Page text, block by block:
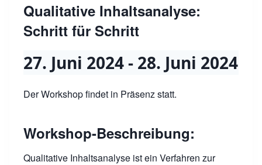
Qualitative Inhaltsanalyse:
Schritt für Schritt
27. Juni 2024- 28. Juni 2024
Der Workshop findet in Präsenz statt.
Workshop-Beschreibung:
Qualitative Inhaltsanalyse ist ein Verfahren zur